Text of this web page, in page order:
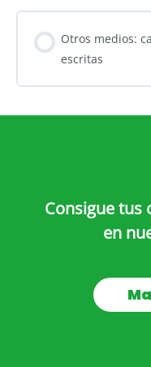
Otros medios:
escritas
Consigue tus
en